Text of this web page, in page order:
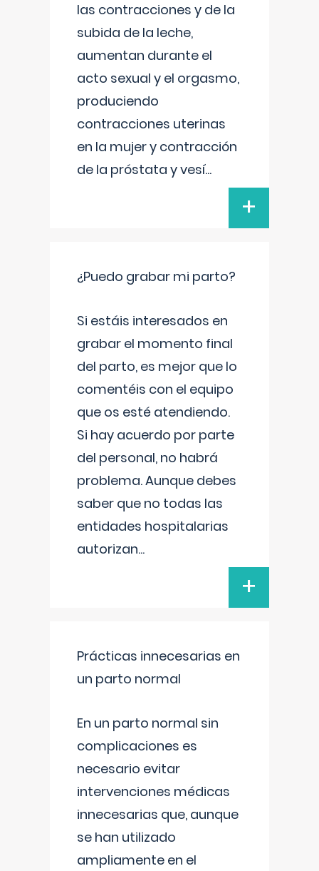
las contracciones y de la
subida de la leche,
aumentan durante el
acto sexual y el orgasmo,
produciendo
contracciones uterinas
en la mujer y contracción
de la próstata y vesí...
+
¿Puedo grabar mi parto?
Si estáis interesados en
grabar el momento final
del parto, es mejor que lo
comentéis con el equipo
que os esté atendiendo.
Si hay acuerdo por parte
del personal, no habrá
problema. Aunque debes
saber que no todas las
entidades hospitalarias
autorizan...
+
Prácticas innecesarias en
un parto normal
En un parto normal sin
complicaciones es
necesario evitar
intervenciones médicas
innecesarias que, aunque
se han utilizado
ampliamente en el